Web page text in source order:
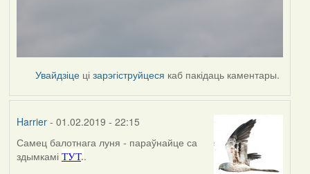
Увайдзіце цізарэгіструйцеся каб пакідаць каментары.
Harrier- 01.02.2019 - 22:15
In
reply
Самец балотнага луня - параўнайце са
здымкамі ТУТ..